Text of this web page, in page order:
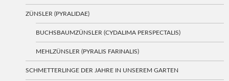
ZÜNSLER (PYRALIDAE)
BUCHSBAUMZÜNSLER (CYDALIMA PERSPECTALIS)
MEHLZÜNSLER (PYRALIS FARINALIS)
SCHMETTERLINGE DER JAHRE IN UNSEREM GARTEN